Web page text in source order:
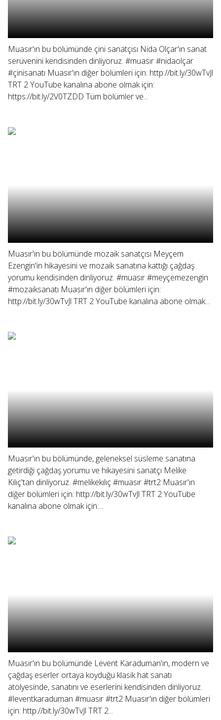
Muasır'ın bu bölümünde çini sanatçısı Nida Olçar'ın sanat
serüvenini kendisinden dinliyoruz. #muasır #nidaolçar
#çinisanatı Muasır'ın diğer bölümleri için: http://bit.ly/30wTvJl
TRT 2 YouTube kanalına abone olmak için:
https://bit.ly/2V0TZDD Tüm bölümler ve...
Muasır'ın bu bölümünde mozaik sanatçısı Meyçem
Ezengin'in hikayesini ve mozaik sanatına kattığı çağdaş
yorumu kendisinden dinliyoruz. #muasır #meyçemezengin
#mozaiksanatı Muasır'ın diğer bölümleri için:
http://bit.ly/30wTvJl TRT 2 YouTube kanalına abone olmak...
Muasır'ın bu bölümünde, geleneksel süsleme sanatına
getirdiği çağdaş yorumu ve hikayesini sanatçı Melike
Kılıç'tan dinliyoruz. #melikekılıç #muasır #trt2 Muasır'ın
diğer bölümleri için: http://bit.ly/30wTvJl TRT 2 YouTube
kanalına abone olmak için:...
Muasır'ın bu bölümünde Levent Karaduman'ın, modern ve
çağdaş eserler ortaya koyduğu klasik hat sanatı
atölyesinde, sanatını ve eserlerini kendisinden dinliyoruz.
#leventkaraduman #muasır #trt2 Muasır'ın diğer bölümleri
için: http://bit.ly/30wTvJl TRT 2...